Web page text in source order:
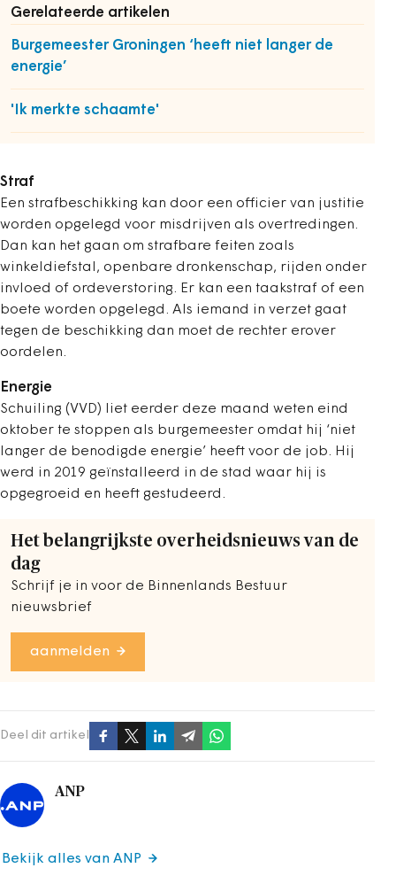
Gerelateerde artikelen
Burgemeester Groningen ‘heeft niet langer de
energie’
'Ik merkte schaamte'
Straf
Een strafbeschikking kan door een officier van justitie
worden opgelegd voor misdrijven als overtredingen.
Dan kan het gaan om strafbare feiten zoals
winkeldiefstal, openbare dronkenschap, rijden onder
invloed of ordeverstoring. Er kan een taakstraf of een
boete worden opgelegd. Als iemand in verzet gaat
tegen de beschikking dan moet de rechter erover
oordelen.
Energie
Schuiling (VVD) liet eerder deze maand weten eind
oktober te stoppen als burgemeester omdat hij ‘niet
langer de benodigde energie’ heeft voor de job. Hij
werd in 2019 geïnstalleerd in de stad waar hij is
opgegroeid en heeft gestudeerd.
Het belangrijkste overheidsnieuws van de
dag
Schrijf je in voor de Binnenlands Bestuur
nieuwsbrief
aanmelden
Deel dit artikel
ANP
Bekijk alles van ANP